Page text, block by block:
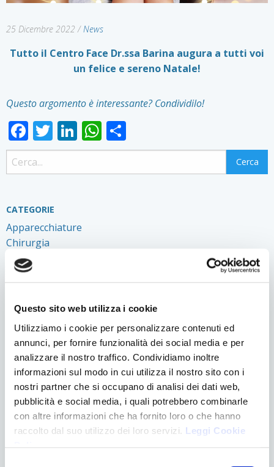
Questo sito web utilizza i cookie
Utilizziamo i cookie per personalizzare contenuti ed
annunci, per fornire funzionalità dei social media e per
analizzare il nostro traffico. Condividiamo inoltre
informazioni sul modo in cui utilizza il nostro sito con i
nostri partner che si occupano di analisi dei dati web,
pubblicità e social media, i quali potrebbero combinarle
con altre informazioni che ha fornito loro o che hanno
raccolto dal suo utilizzo dei loro servizi. Leggi Cookie
25 Dicembre 2022 /News
Tutto il Centro Face Dr.ssa Barina augura a tutti voi
un felice e sereno Natale!
Questo argomento è interessante? Condividilo!
Facebook
Twitter
LinkedIn
WhatsApp
CATEGORIE
Apparecchiature
Chirurgia
Denti e gravidanza
Eventi
News
Pedodonzia
Senza categoria
Trattamenti
ULTIMI POST
EVENTO “IPOPLASIA DEL MASCELLARE”
LO SBIANCAMENTO DENTALE
RESPIRAZIONE ORALE NEL BAMBINO